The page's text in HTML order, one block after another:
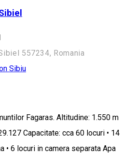
557234, Romania
Sibiu
Fagaras. Altitudine: 1.550 m
Capacitate: cca 60 locuri • 14
• 6 locuri in camera separata Apa